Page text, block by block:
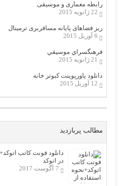
رابطه معماری و موسیقی
22 ژانویه 2015
ریز فضاهای پایانه مسافربری ترمینال
6 آوریل 2015
فرهنگسراي موسيقي
21 ژانویه 2015
دانلود پاورپوینت کبوتر خانه
12 آوریل 2015
مطالب پربازدید
دانلود فونت کاتب
در اتوکد
7 آگوست 2017